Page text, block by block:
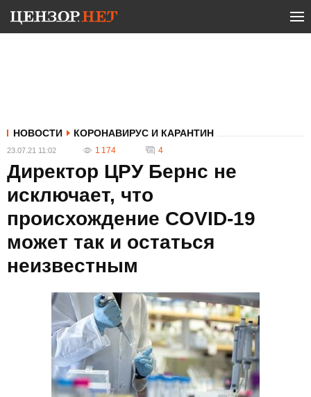
НОВОСТИ КОРОНАВИРУС И КАРАНТИН
23.07.21 11:02 1 174 4
Директор ЦРУ Бернс не
исключает, что
происхождение COVID-19
может так и остаться
неизвестным